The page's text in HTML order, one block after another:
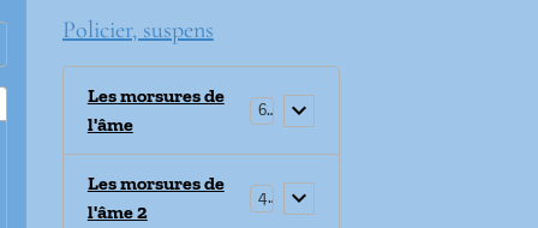
Policier, suspens
Les morsures de
l'âme
6
Les morsures de
l'âme 2
4